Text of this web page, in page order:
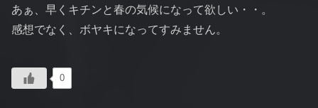
あぁ、早くキチンと春の気候になって欲しい・・。
感想でなく、ボヤキになってすみません。
0